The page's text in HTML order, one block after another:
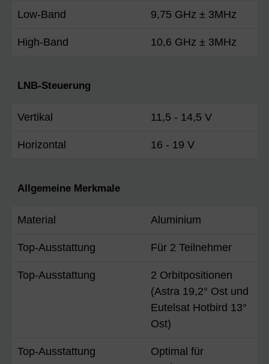
Low-Band 9,75 GHz ± 3MHz
High-Band 10,6 GHz ± 3MHz
LNB-Steuerung
Vertikal 11,5 - 14,5 V
Horizontal 16 - 19 V
Allgemeine Merkmale
Material Aluminium
Top-Ausstattung Für 2 Teilnehmer
Top-Ausstattung
2 Orbitpositionen
(Astra 19,2° Ost und
Eutelsat Hotbird 13°
Ost)
Top-Ausstattung
Optimal für